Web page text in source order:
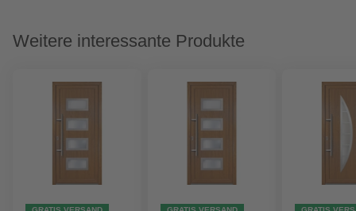
Weitere interessante Produkte